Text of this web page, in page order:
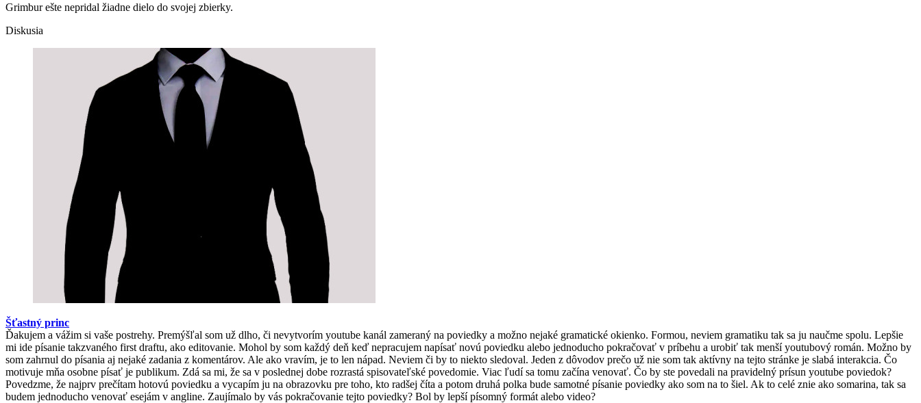
Grimbur ešte nepridal žiadne dielo do svojej zbierky.
Diskusia
Šťastný princ
Ďakujem a vážim si vaše postrehy. Premýšľal som už dlho, či nevytvorím youtube kanál zameraný na poviedky a možno nejaké gramatické okienko. Formou, neviem gramatiku tak sa ju naučme spolu. Lepšie
mi ide písanie takzvaného first draftu, ako editovanie. Mohol by som každý deň keď nepracujem napísať novú poviedku alebo jednoducho pokračovať v príbehu a urobiť tak menší youtubový román. Možno by
som zahrnul do písania aj nejaké zadania z komentárov. Ale ako vravím, je to len nápad. Neviem či by to niekto sledoval. Jeden z dôvodov prečo už nie som tak aktívny na tejto stránke je slabá interakcia. Čo
motivuje mňa osobne písať je publikum. Zdá sa mi, že sa v poslednej dobe rozrastá spisovateľské povedomie. Viac ľudí sa tomu začína venovať. Čo by ste povedali na pravidelný prísun youtube poviedok?
Povedzme, že najprv prečítam hotovú poviedku a vycapím ju na obrazovku pre toho, kto radšej číta a potom druhá polka bude samotné písanie poviedky ako som na to šiel. Ak to celé znie ako somarina, tak sa
budem jednoducho venovať esejám v angline. Zaujímalo by vás pokračovanie tejto poviedky? Bol by lepší písomný formát alebo video?